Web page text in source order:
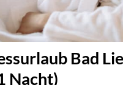
Bad
Nacht)